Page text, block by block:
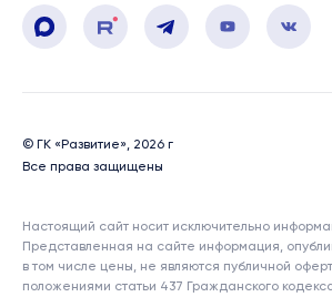
© ГК «Развитие», 2026 г
Все права защищены
Настоящий сайт носит исключительно
Представленная на сайте информация,
в том числе цены, не являются публичной
положениями статьи 437 Гражданского